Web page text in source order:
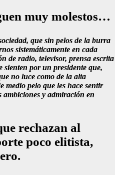
muy molestos…
que sin pelos de la burra
sistemáticamente en cada
de radio, televisor, prensa escrita
sienten por un presidente que,
no luce como de la alta
medio pelo que les hace sentir
ambiciones y admiración en
rechazan al
poco elitista,